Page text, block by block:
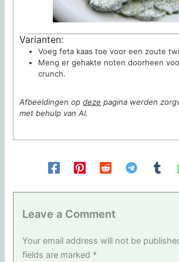
Varianten:
Voeg feta kaas toe voor een zoute
Meng er gehakte noten doorheen
crunch.
Afbeeldingen opdeze pagina werden
met behulp van AI.
Leave a Comment
Your email address will not be
fields are marked *